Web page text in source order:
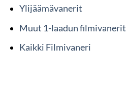
Ylijäämävanerit
Muut 1-laadun filmivanerit
Kaikki Filmivaneri